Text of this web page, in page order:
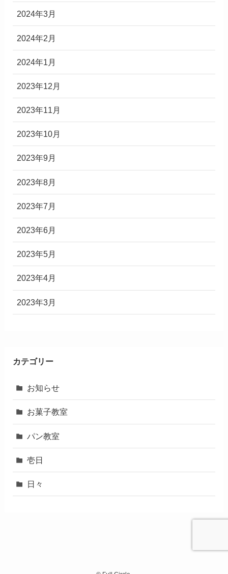
2024年3月
2024年2月
2024年1月
2023年12月
2023年11月
2023年10月
2023年9月
2023年8月
2023年7月
2023年6月
2023年5月
2023年4月
2023年3月
カテゴリー
お知らせ
お菓子教室
パン教室
壱日
日々